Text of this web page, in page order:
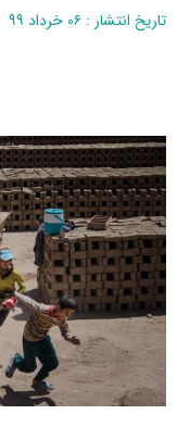
تاریخ انتشار : ۰۶ خرداد ۹۹